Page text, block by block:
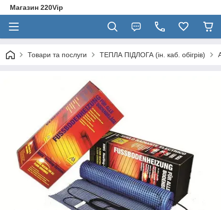
Магазин 220Vip
Товари та послуги ТЕПЛА ПІДЛОГА (ін. каб. обігрів)